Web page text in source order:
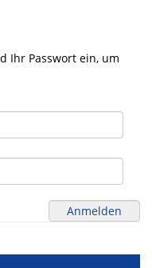
Ihr Passwort ein, um